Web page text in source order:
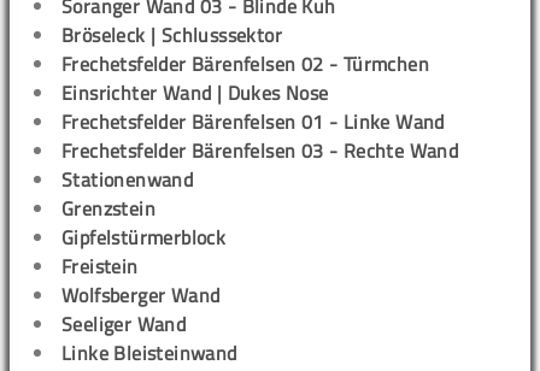
Soranger Wand 03 - Blinde Kuh
Bröseleck | Schlusssektor
Frechetsfelder Bärenfelsen 02 - Türmchen
Einsrichter Wand | Dukes Nose
Frechetsfelder Bärenfelsen 01 - Linke Wand
Frechetsfelder Bärenfelsen 03 - Rechte Wand
Stationenwand
Grenzstein
Gipfelstürmerblock
Freistein
Wolfsberger Wand
Seeliger Wand
Linke Bleisteinwand